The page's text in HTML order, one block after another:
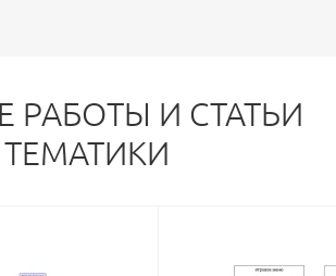
РАБОТЫ И СТАТЬИ